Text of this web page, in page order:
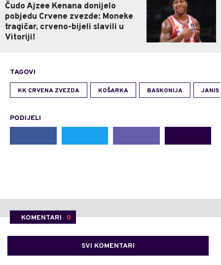
Čudo Ajzee Kenana donijelo
pobjedu Crvene zvezde: Moneke
tragičar, crveno-bijeli slavili u
Vitoriji!
TAGOVI
KK CRVENA ZVEZDA KOŠARKA BASKONIJA JANIS
PODIJELI
KOMENTARI 0
SVI KOMENTARI